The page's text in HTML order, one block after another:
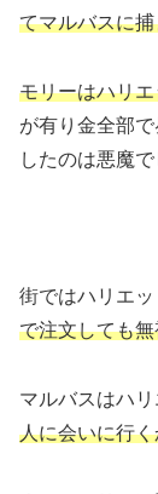
てマルバスに
モリーはハリ
が有り金全部
したのは悪魔で
街ではハリエッ
で注文しても
マルバスはハ
人に会いに行